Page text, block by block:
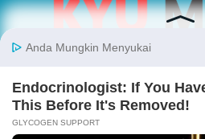
Kabarbaru.co